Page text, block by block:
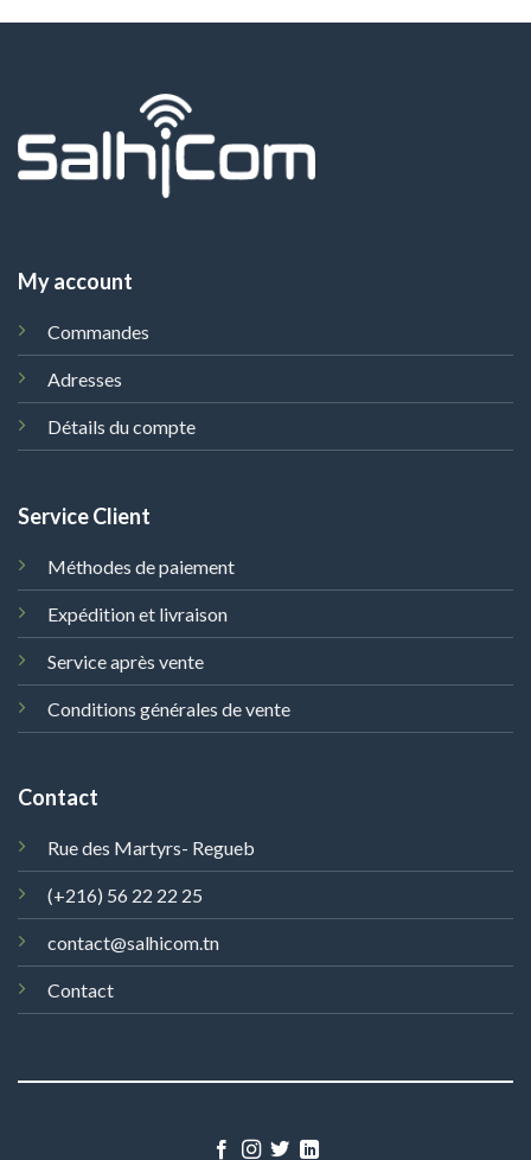
My account
Commandes
Adresses
Détails du compte
Service Client
Méthodes de paiement
Expédition et livraison
Service après vente
Conditions générales de vente
Contact
Rue des Martyrs- Regueb
(+216) 56 22 22 25
contact@salhicom.tn
Contact